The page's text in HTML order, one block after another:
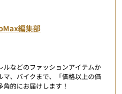
編集部
ルなどのファッションアイテムか
マ、バイクまで、「価格以上の価
的にお届けします！